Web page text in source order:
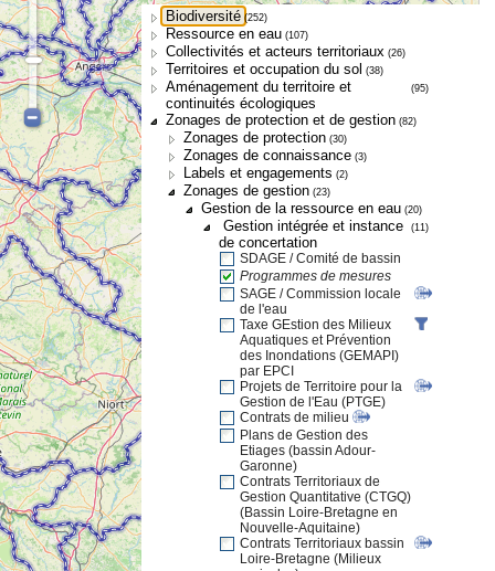
Biodiversité (252)
Ressource en eau (107)
Collectivités et acteurs territoriaux (26)
Territoires et occupation du sol (38)
Aménagement du territoire et
continuités écologiques
(95)
Zonages de protection et de gestion (82)
Zonages de protection (30)
Zonages de connaissance (3)
Labels et engagements (2)
Zonages de gestion (23)
Gestion de la ressource en eau (20)
Gestion intégrée et instance
de concertation
(11)
SDAGE / Comité de bassin
Programmes de mesures
SAGE / Commission locale
de l'eau
Taxe GEstion des Milieux
Aquatiques et Prévention
des Inondations (GEMAPI)
par EPCI
Projets de Territoire pour la
Gestion de l'Eau (PTGE)
Contrats de milieu
Plans de Gestion des
Etiages (bassin Adour-
Garonne)
Contrats Territoriaux de
Gestion Quantitative (CTGQ)
(Bassin Loire-Bretagne en
Nouvelle-Aquitaine)
Contrats Territoriaux bassin
Loire-Bretagne (Milieux